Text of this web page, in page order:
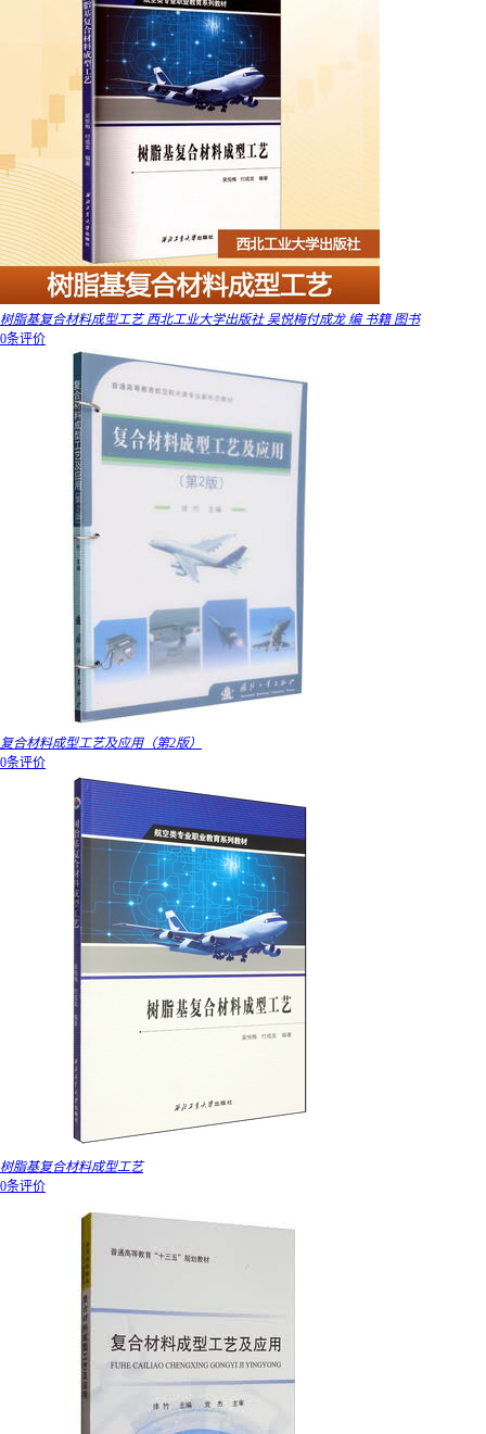
树脂基复合材料成型工艺 西北工业大学出版社 吴悦梅付成龙 编 书籍 图书
0条评价
复合材料成型工艺及应用（第2版）
0条评价
树脂基复合材料成型工艺
0条评价